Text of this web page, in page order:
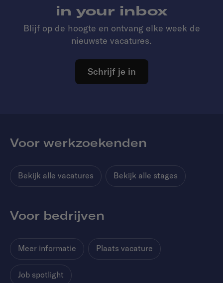
in your inbox
Blijf op de hoogte en ontvang elke week de
nieuwste vacatures.
Schrijf je in
Voor werkzoekenden
Bekijk alle vacatures Bekijk alle stages
Voor bedrijven
Meer informatie Plaats vacature
Job spotlight